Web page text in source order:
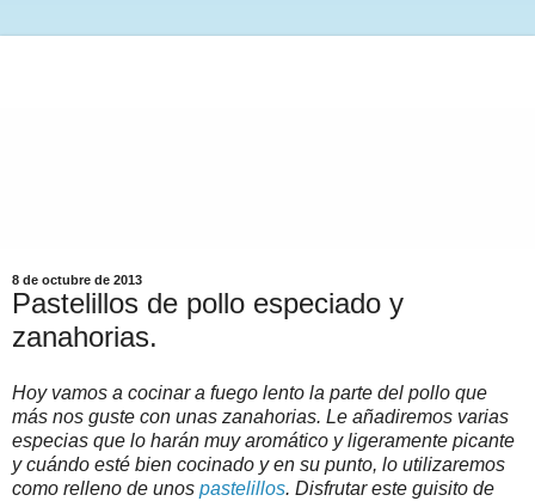
8 de octubre de 2013
Pastelillos de pollo especiado y
zanahorias.
Hoy vamos a cocinar a fuego lento la parte del pollo que
más nos guste con unas zanahorias. Le añadiremos varias
especias que lo harán muy aromático y ligeramente picante
y cuándo esté bien cocinado y en su punto, lo utilizaremos
como relleno de unos pastelillos. Disfrutar este guisito de